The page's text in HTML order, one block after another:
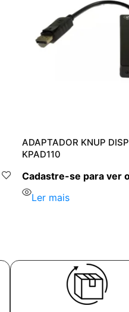
ADAPTADOR KNUP
KPAD110
Cadastre-se para ver
Ler mais